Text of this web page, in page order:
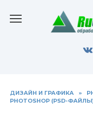
содержанию
ДИЗАЙН И ГРАФИКА »
PHOTOSHOP (PSD-